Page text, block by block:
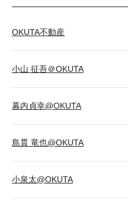
OKUTA不動産
小山 征吾＠OKUTA
幕内貞幸@OKUTA
島貫 竜也@OKUTA
小泉太@OKUTA